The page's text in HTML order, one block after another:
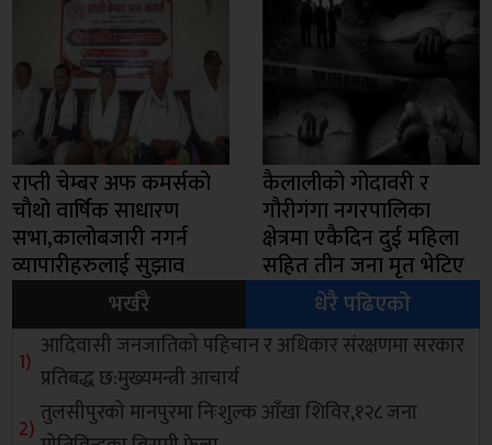
राप्ती चेम्बर अफ कमर्सको
चाैथो वार्षिक साधारण
सभा,कालोबजारी नगर्न
व्यापारीहरुलाई सुझाव
कैलालीको गोदावरी र
गौरीगंगा नगरपालिका
क्षेत्रमा एकैदिन दुई महिला
सहित तीन जना मृत भेटिए
भर्खरै
धेरै पढिएको
आदिवासी जनजातिको पहिचान र अधिकार संरक्षणमा सरकार
प्रतिबद्ध छ:मुख्यमन्त्री आचार्य
तुलसीपुरको मानपुरमा निःशुल्क आँखा शिविर,१२८ जना